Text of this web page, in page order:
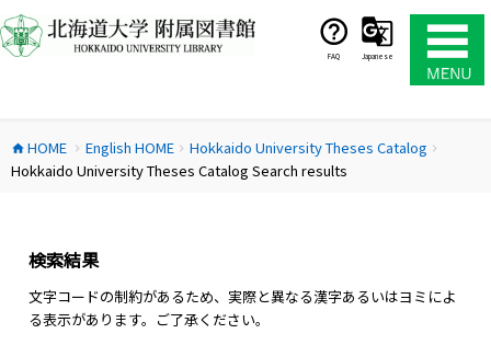
ン
テ
ス
キ
FAQ Japanese
home HOME chevron_right English HOMEchevron_right Hokkaido University Theses Catalog chevron_right
Hokkaido University Theses Catalog Search results
検索結果
文字コードの制約があるため、実際と異なる漢字あるいはヨミによ
る表示があります。ご了承ください。